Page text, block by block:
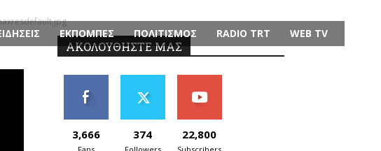
ΕΚΠΟΜΠΕΣ ΠΟΛΙΤΙΣΜΟΣ RADIO TRT WEB TV
ΑΚΟΛΟΥΘΗΣΤΕ ΜΑΣ
3,666 374 22,800